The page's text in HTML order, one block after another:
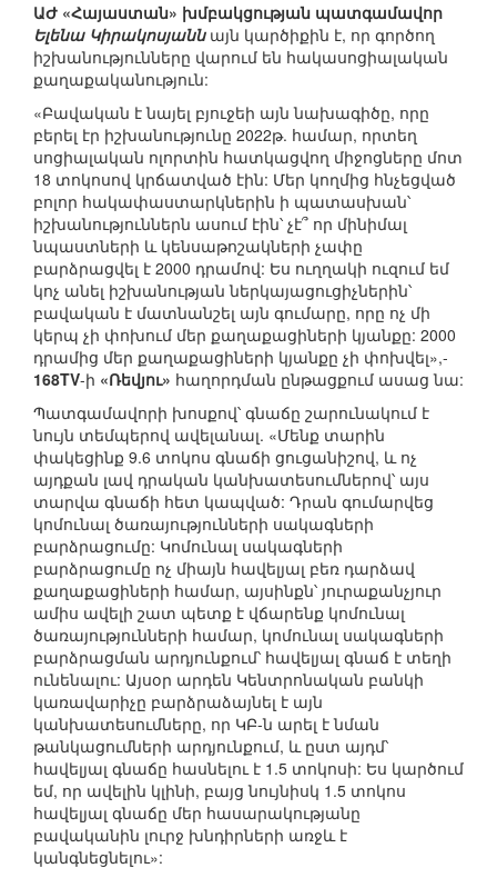
ԱԺ «Հայաստան» խմբակցության պատգամավոր
Ելենա Կիրակոսյաննայն կարծիքին է, որ գործող
իշխանությունները վարում են հակասոցիալական
քաղաքականություն:
«Բավական է նայել բյուջեի այն նախագիծը, որը
բերել էր իշխանությունը 2022թ. համար, որտեղ
սոցիալական ոլորտին հատկացվող միջոցները մոտ
18 տոկոսով կրճատված էին: Մեր կողմից հնչեցված
բոլոր հակափաստարկներին ի պատասխան՝
իշխանություններն ասում էին՝ չէ՞ որ մինիմալ
նպաստների և կենսաթոշակների չափը
բարձրացվել է 2000 դրամով: Ես ուղղակի ուզում եմ
կոչ անել իշխանության ներկայացուցիչներին՝
բավական է մատնանշել այն գումարը, որը ոչ մի
կերպ չի փոխում մեր քաղաքացիների կյանքը: 2000
դրամից մեր քաղաքացիների կյանքը չի փոխվել»,-
168TV-ի «Ռեվյու» հաղորդման ընթացքում ասաց նա:
Պատգամավորի խոսքով՝ գնաճը շարունակում է
նույն տեմպերով ավելանալ. «Մենք տարին
փակեցինք 9.6 տոկոս գնաճի ցուցանիշով, և ոչ
այդքան լավ դրական կանխատեսումներով՝ այս
տարվա գնաճի հետ կապված: Դրան գումարվեց
կոմունալ ծառայությունների սակագների
բարձրացումը: Կոմունալ սակագների
բարձրացումը ոչ միայն հավելյալ բեռ դարձավ
քաղաքացիների համար, այսինքն՝ յուրաքանչյուր
ամիս ավելի շատ պետք է վճարենք կոմունալ
ծառայությունների համար, կոմունալ սակագների
բարձրացման արդյունքում՝ հավելյալ գնաճ է տեղի
ունենալու: Այսօր արդեն Կենտրոնական բանկի
կառավարիչը բարձրաձայնել է այն
կանխատեսումները, որ ԿԲ-ն արել է նման
թանկացումների արդյունքում, և ըստ այդմ՝
հավելյալ գնաճը հասնելու է 1.5 տոկոսի: Ես կարծում
եմ, որ ավելին կլինի, բայց նույնիսկ 1.5 տոկոս
հավելյալ գնաճը մեր հասարակությանը
բավականին լուրջ խնդիրների առջև է
կանգնեցնելու»: